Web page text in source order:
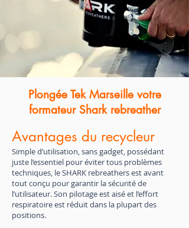
Plongée Tek Marseille votre
formateur Shark rebreather
Avantages du recycleur
Simple d’utilisation, sans gadget, possédant
juste l’essentiel pour éviter tous problèmes
techniques, le SHARK rebreathers est avant
tout conçu pour garantir la sécurité de
l’utilisateur. Son pilotage est aisé et l’effort
respiratoire est réduit dans la plupart des
positions.​